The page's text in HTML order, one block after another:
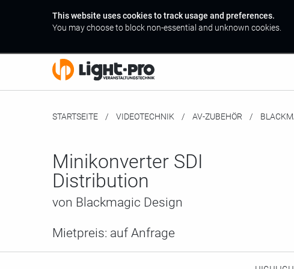
This website uses cookies to track usage and preferences.
You may choose to block non-essential and unknown cookies.
STARTSEITE VIDEOTECHNIK AV-ZUBEHÖR
Minikonverter SDI
Distribution
von Blackmagic Design
Mietpreis: auf Anfrage